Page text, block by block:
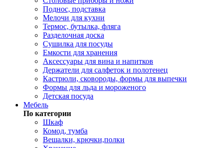
Поднос, подставка
Мелочи для кухни
Термос, бутылка, фляга
Разделочная доска
Сушилка для посуды
Емкости для хранения
Аксессуары для вина и напитков
Держатели для салфеток и полотенец
Кастрюли, сковороды, формы для выпечки
Формы для льда и мороженого
Детская посуда
Мебель
По категории
Шкаф
Комод, тумба
Вешалки, крючки,полки